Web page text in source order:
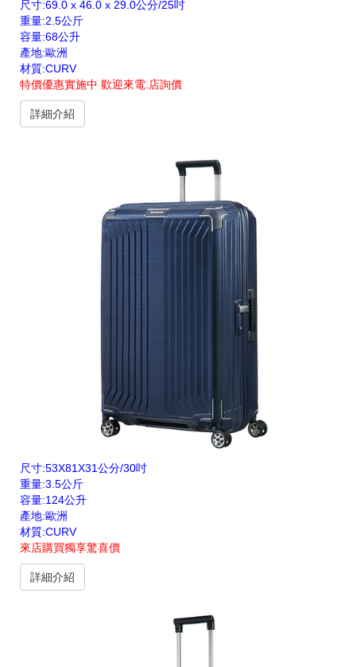
尺寸:69.0 x 46.0 x 29.0公分/25吋
重量:2.5公斤
容量:68公升
產地:歐洲
材質:CURV
特價優惠實施中 歡迎來電.店詢價
詳細介紹
尺寸:53X81X31公分/30吋
重量:3.5公斤
容量:124公升
產地:歐洲
材質:CURV
來店購買獨享驚喜價
詳細介紹